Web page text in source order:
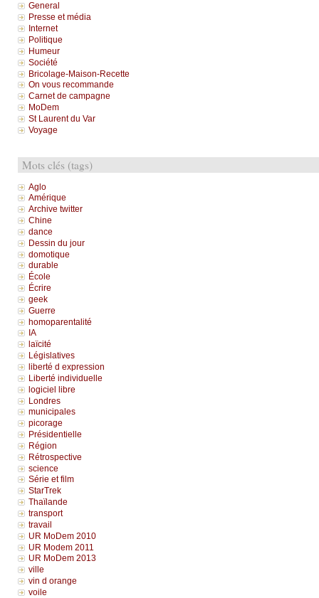
General
Presse et média
Internet
Politique
Humeur
Société
Bricolage-Maison-Recette
On vous recommande
Carnet de campagne
MoDem
St Laurent du Var
Voyage
Mots clés (tags)
Aglo
Amérique
Archive twitter
Chine
dance
Dessin du jour
domotique
durable
École
Écrire
geek
Guerre
homoparentalité
IA
laïcité
Législatives
liberté d expression
Liberté individuelle
logiciel libre
Londres
municipales
picorage
Présidentielle
Région
Rétrospective
science
Série et film
StarTrek
Thaïlande
transport
travail
UR MoDem 2010
UR Modem 2011
UR MoDem 2013
ville
vin d orange
voile